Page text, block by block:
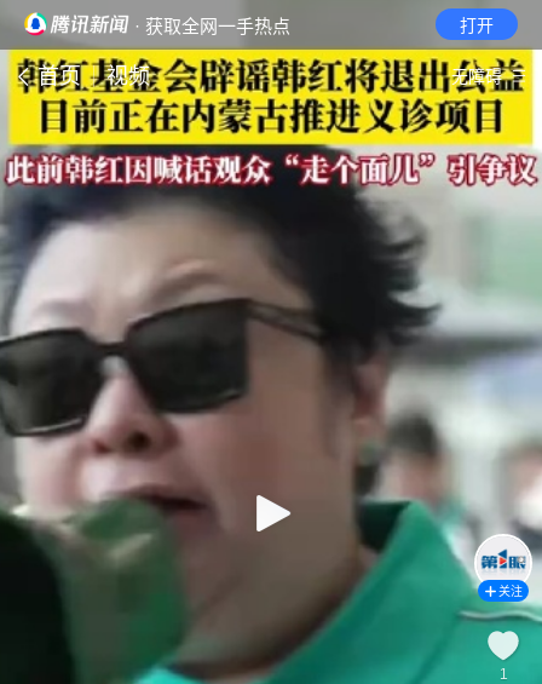
· 获取全网一手热点 打开
首页 视频 无障碍
关注
1